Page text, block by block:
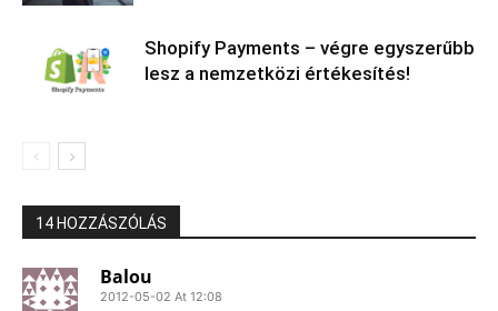
Shopify Payments – végre egyszerűbb
lesz a nemzetközi értékesítés!
14 HOZZÁSZÓLÁS
Balou
2012-05-02 At 12:08